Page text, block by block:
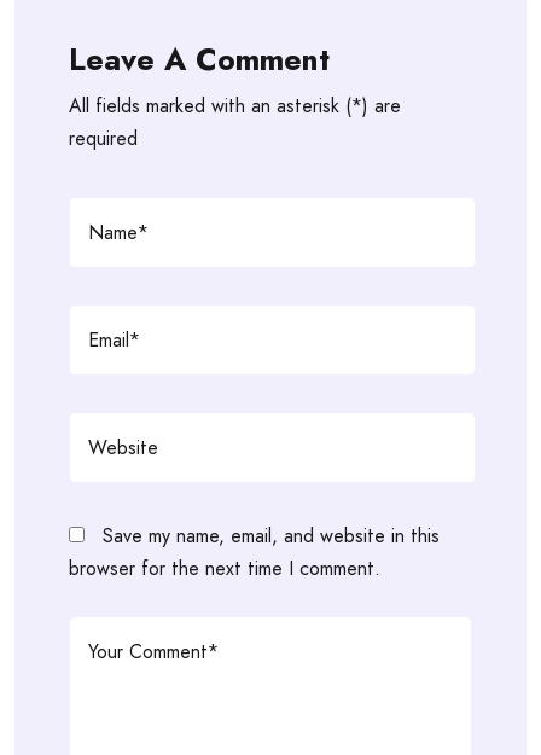
Leave A Comment
All fields marked with an asterisk (*) are
required
Save my name, email, and website in this
browser for the next time I comment.